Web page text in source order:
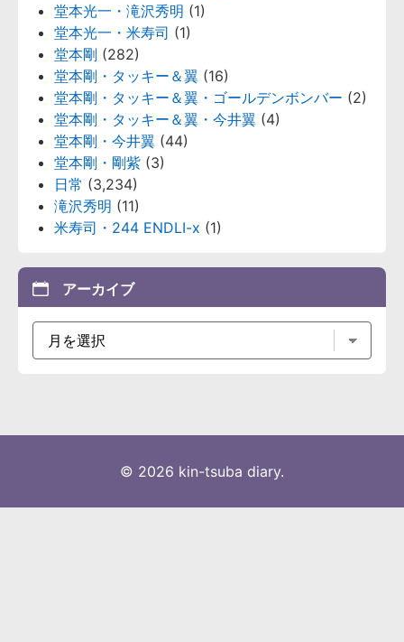
堂本光一・滝沢秀明 (1)
堂本光一・米寿司 (1)
堂本剛 (282)
堂本剛・タッキー＆翼 (16)
堂本剛・タッキー＆翼・ゴールデンボンバー (2)
堂本剛・タッキー＆翼・今井翼 (4)
堂本剛・今井翼 (44)
堂本剛・剛紫 (3)
日常 (3,234)
滝沢秀明 (11)
米寿司・244 ENDLI-x (1)
アーカイブ
© 2026 kin-tsuba diary.